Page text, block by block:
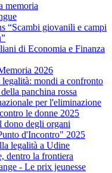
memoria
“Scambi giovanili e campi
di Economia e Finanza
2026
mondi a confronto
panchina rossa
per l'eliminazione
le donne 2025
dono degli organi
d'Incontro" 2025
legalità a Udine
dentro la frontiera
- Le prix jeunesse